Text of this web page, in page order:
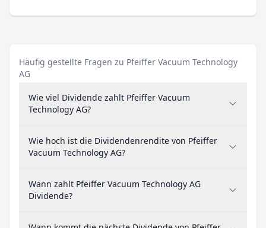
Häufig gestellte Fragen zu Pfeiffer Vacuum Technology
AG
Wie viel Dividende zahlt Pfeiffer Vacuum
Technology AG?
Wie hoch ist die Dividendenrendite von Pfeiffer
Vacuum Technology AG?
Wann zahlt Pfeiffer Vacuum Technology AG
Dividende?